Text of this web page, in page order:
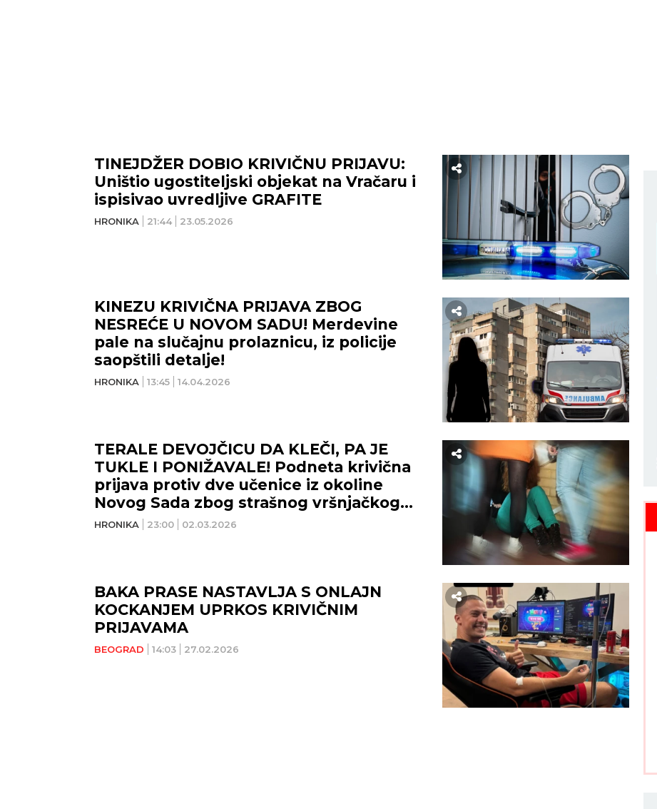
HRONIKA 21:44 23.05.2026
TINEJDŽER DOBIO KRIVIČNU PRIJAVU:
Uništio ugostiteljski objekat na Vračaru i
ispisivao uvredljive GRAFITE
HRONIKA 13:45 14.04.2026
KINEZU KRIVIČNA PRIJAVA ZBOG
NESREĆE U NOVOM SADU! Merdevine
pale na slučajnu prolaznicu, iz policije
saopštili detalje!
HRONIKA 23:00 02.03.2026
TERALE DEVOJČICU DA KLEČI, PA JE
TUKLE I PONIŽAVALE! Podneta krivična
prijava protiv dve učenice iz okoline
Novog Sada zbog strašnog vršnjačkog
nasilja!
BEOGRAD 14:03 27.02.2026
BAKA PRASE NASTAVLJA S ONLAJN
KOCKANJEM UPRKOS KRIVIČNIM
PRIJAVAMA